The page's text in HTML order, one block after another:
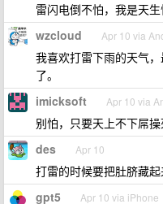
雷闪电倒不怕，我是天生
wzcloud Apr 10 via
我喜欢打雷下雨的天气
了。
imicksoft Apr 10 via
别怕，只要天上不下屌操
des Apr 10
打雷的时候要把肚脐藏
gpt5 Apr 10 via iPhone